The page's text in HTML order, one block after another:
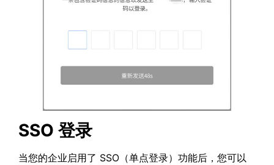
SSO 登录
当您的企业启用了 SSO（单点登录）功能后，您可以